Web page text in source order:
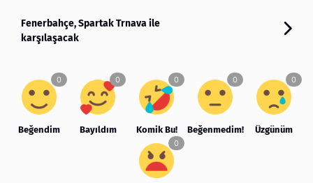
Fenerbahçe, Spartak Trnava ile
karşılaşacak
Beğendim Bayıldım Komik Bu! Beğenmedim! Üzgünüm